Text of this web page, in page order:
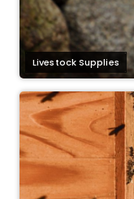
Livestock Supplies